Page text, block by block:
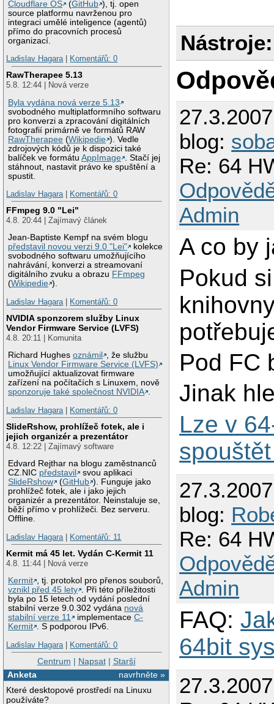
Cloudflare OS
(GitHub ), tj. open
source platformu navrženou pro
integraci umělé inteligence (agentů)
přímo do pracovních procesů
organizací.
Ladislav Hagara| Komentářů: 0
RawTherapee 5.13
5.8. 12:44 | Nová verze
Byla vydána nová verze 5.13
svobodného multiplatformního softwaru
pro konverzi a zpracování digitálních
fotografií primárně ve formátů RAW
RawTherapee (Wikipedie ). Vedle
zdrojových kódů je k dispozici také
balíček ve formátuAppImage
. Stačí jej
stáhnout, nastavit právo ke spuštění a
spustit.
Ladislav Hagara| Komentářů: 0
FFmpeg 9.0 "Lei"
4.8. 20:44 | Zajímavý článek
Jean-Baptiste Kempf na svém blogu
představil novou verzi 9.0 "Lei"
kolekce
svobodného softwaru umožňujícího
nahrávání, konverzi a streamovaní
digitálního zvuku a obrazu FFmpeg
(Wikipedie ).
Ladislav Hagara| Komentářů: 0
NVIDIA sponzorem služby Linux
Vendor Firmware Service (LVFS)
4.8. 20:11 | Komunita
Richard Hughesoznámil
, že službu
Linux Vendor Firmware Service (LVFS)
umožňující aktualizovat firmware
zařízení na počítačích s Linuxem, nově
sponzoruje také společnost NVIDIA .
Ladislav Hagara| Komentářů: 0
SlideRshow, prohlížeč fotek, ale i
jejich organizér a prezentátor
4.8. 12:22 | Zajímavý software
Edvard Rejthar na blogu zaměstnanců
CZ.NIC představil
svou aplikaci
SlideRshow
(GitHub ). Funguje jako
prohlížeč fotek, ale i jako jejich
organizér a prezentátor. Neinstaluje se,
běží přímo v prohlížeči. Bez serveru.
Offline.
Ladislav Hagara| Komentářů: 11
Kermit má 45 let. Vydán C-Kermit 11
4.8. 11:44 | Nová verze
Kermit , tj. protokol pro přenos souborů,
vznikl před 45 lety . Při této příležitosti
byla po 15 letech od vydání poslední
stabilní verze 9.0.302 vydána nová
stabilní verze 11
implementaceC-
Kermit . S podporou IPv6.
Ladislav Hagara| Komentářů: 0
Centrum | Napsat| Starší
navrhněte »
Anketa
Které desktopové prostředí na Linuxu
používáte?
Nástroje:
blog:
Re: 64
Admin
A co by
Pokud
Pod FC
Jinak
Lze v
blog:
Re: 64
Admin
FAQ:
64bit